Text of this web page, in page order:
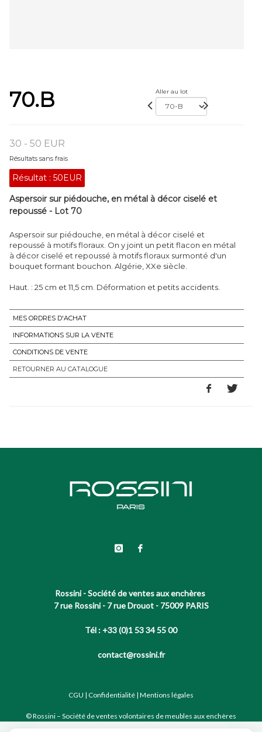
70.B Aller au lot
30 - 50 EUR
Résultats sans frais
Résultat : 50EUR
Aspersoir sur piédouche, en métal à décor ciselé et
repoussé - Lot 70
Aspersoir sur piédouche, en métal à décor ciselé et
repoussé à motifs floraux. On y joint un petit flacon en métal
à décor ciselé et repoussé à motifs floraux surmonté d'un
bouquet formant bouchon. Algérie, XXe siècle.
Haut. : 25 cm et 11,5 cm. Déformation et petits accidents.
MES ORDRES D'ACHAT
INFORMATIONS SUR LA VENTE
CONDITIONS DE VENTE
RETOURNER AU CATALOGUE
Rossini - Société de ventes aux enchères
7 rue Rossini - 7 rue Drouot - 75009 PARIS
Tél : +33 (0)1 53 34 55 00
contact@rossini.fr
CGU | Confidentialité | Mentions légales
© Rossini – Société de ventes volontaires de meubles aux enchères